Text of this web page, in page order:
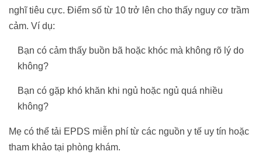
nghĩ tiêu cực. Điểm số từ 10 trở lên cho thấy nguy cơ trầm
cảm. Ví dụ:
Bạn có cảm thấy buồn bã hoặc khóc mà không rõ lý do
không?
Bạn có gặp khó khăn khi ngủ hoặc ngủ quá nhiều
không?
Mẹ có thể tải EPDS miễn phí từ các nguồn y tế uy tín hoặc
tham khảo tại phòng khám.